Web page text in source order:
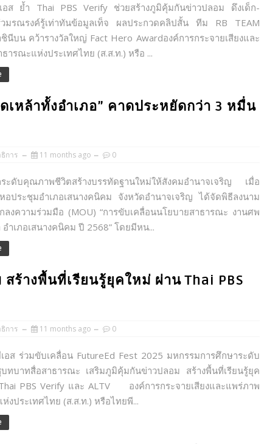
อส ย้ำ Thai PBS Verify ช่วยสร้างภูมิคุ้มกันข่าวปลอม ดึงเด็ก-
มรณรงค์รู้เท่าทันข้อมูลเท็จ ผลประกวดคลิปสั้น ทีม RB TEAM
ชินีบน คว้ารางวัลใหญ่ Fact Hero Awardองค์การกระจายเสียงและ
ารณะแห่งประเทศไทย (ส.ส.ท.) หรือ ...
หล้าทั้งอำเภอ” คาดประหยัดกว่า 3 หมื่น
การ 11 months ago 0
ดับคุณภาพชีวิตสร้างบรรทัดฐานใหม่ให้สังคมอำนาจเจริญ เมื่อ
อประชุมอำเภอเสนางคนิคม จังหวัดอำนาจเจริญ ได้จัดพิธีลงนาม
งความร่วมมือ (MOU) “การขับเคลื่อนนโยบายสาธารณะ งานศพ
ำเภอเสนางคนิคม ปี 2568” โดยมีหน...
ร้างพื้นที่เรียนรู้ยุคใหม่ ผ่าน Thai PBS
การ 11 months ago 0
ส ร่วมขับเคลื่อน FutureEd Fest 2025 มหกรรมการศึกษาระดับ
ทบาทสื่อสาธารณะ เสริมภูมิคุ้มกันข่าวปลอม สร้างพื้นที่เรียนรู้ยุค
PBS Verify และ ALTV องค์การกระจายเสียงและแพร่ภาพ
งประเทศไทย (ส.ส.ท.) หรือไทยพี...